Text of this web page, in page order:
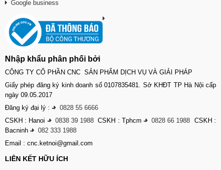
Google business
Nhập khẩu phân phối bởi
CÔNG TY CỔ PHẦN CNC SẢN PHẨM DỊCH VỤ VÀ GIẢI PHÁP
Giấy phép đăng ký kinh doanh số 0107835481. Sở KHĐT TP Hà Nội cấp
ngày 09.05.2017
Đăng ký đại lý : -
0828 55 6666
CSKH : Hanoi - 0838 39 1988 CSKH : Tphcm- 0828 66 1988 CSKH :
Bacninh -
082 333 1988
Email : cnc.ketnoi@gmail.com
LIÊN KẾT HỮU ÍCH